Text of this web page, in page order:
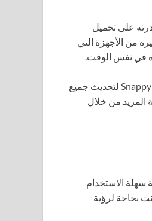
على تحميل
من الأجهزة التي
لنفترض أنك تعمل في مجال الصيانة التقنية، سيكون من السهل عليك استخدام Snappy Driver Installer لتحديث جميع
المزيد من خلال
سهلة الاستخدام
بحاجة لرؤية